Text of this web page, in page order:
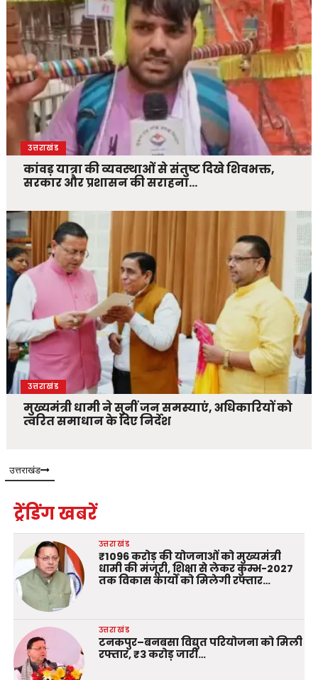
उत्तराखंड
कांवड़ यात्रा की व्यवस्थाओं से संतुष्ट दिखे शिवभक्त,
सरकार और प्रशासन की सराहना…
उत्तराखंड
मुख्यमंत्री धामी ने सुनीं जन समस्याएं, अधिकारियों को
त्वरित समाधान के दिए निर्देश
उत्तराखंड
ट्रेंडिंग खबरें
उत्तराखंड
₹1096 करोड़ की योजनाओं को मुख्यमंत्री
धामी की मंजूरी, शिक्षा से लेकर कुम्भ-2027
तक विकास कार्यों को मिलेगी रफ्तार…
उत्तराखंड
टनकपुर–बनबसा विद्युत परियोजना को मिली
रफ्तार, ₹3 करोड़ जारी…